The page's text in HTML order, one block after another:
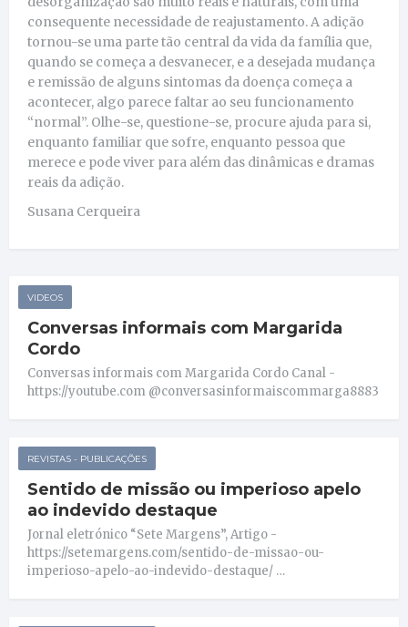
consequente necessidade de reajustamento. A adição
tornou-se uma parte tão central da vida da família que,
quando se começa a desvanecer, e a desejada mudança
e remissão de alguns sintomas da doença começa a
acontecer, algo parece faltar ao seu funcionamento
“normal”. Olhe-se, questione-se, procure ajuda para si,
enquanto familiar que sofre, enquanto pessoa que
merece e pode viver para além das dinâmicas e dramas
reais da adição.
Susana Cerqueira
VIDEOS
Conversas informais com Margarida
Cordo
Conversas informais com Margarida Cordo Canal -
https://youtube.com @conversasinformaiscommarga8883
REVISTAS - PUBLICAÇÕES
Sentido de missão ou imperioso apelo
ao indevido destaque
Jornal eletrónico “Sete Margens”, Artigo -
https://setemargens.com/sentido-de-missao-ou-
imperioso-apelo-ao-indevido-destaque/ …